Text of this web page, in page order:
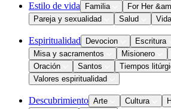
Estilo de vida Familia
For Her
Pareja y sexualidad
Salud
Espiritualidad Devocion
Escritura
Misa y sacramentos
Misionero
Oración
Santos
Tiempos
Valores espiritualidad
Descubrimiento Arte Cultura